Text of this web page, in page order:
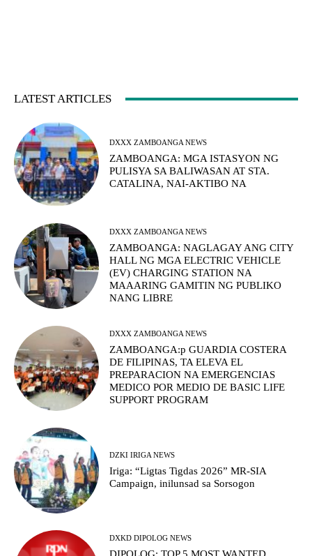
LATEST ARTICLES
DXXX ZAMBOANGA NEWS
ZAMBOANGA: MGA ISTASYON NG
PULISYA SA BALIWASAN AT STA.
CATALINA, NAI-AKTIBO NA
DXXX ZAMBOANGA NEWS
ZAMBOANGA: NAGLAGAY ANG CITY
HALL NG MGA ELECTRIC VEHICLE
(EV) CHARGING STATION NA
MAAARING GAMITIN NG PUBLIKO
NANG LIBRE
DXXX ZAMBOANGA NEWS
ZAMBOANGA:p GUARDIA COSTERA
DE FILIPINAS, TA ELEVA EL
PREPARACION NA EMERGENCIAS
MEDICO POR MEDIO DE BASIC LIFE
SUPPORT PROGRAM
DZKI IRIGA NEWS
Iriga: “Ligtas Tigdas 2026” MR-SIA
Campaign, inilunsad sa Sorsogon
DXKD DIPOLOG NEWS